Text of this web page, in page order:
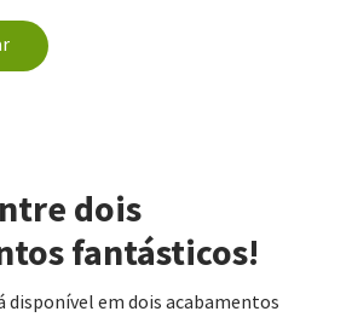
dois
fantásticos!
disponível em dois acabamentos